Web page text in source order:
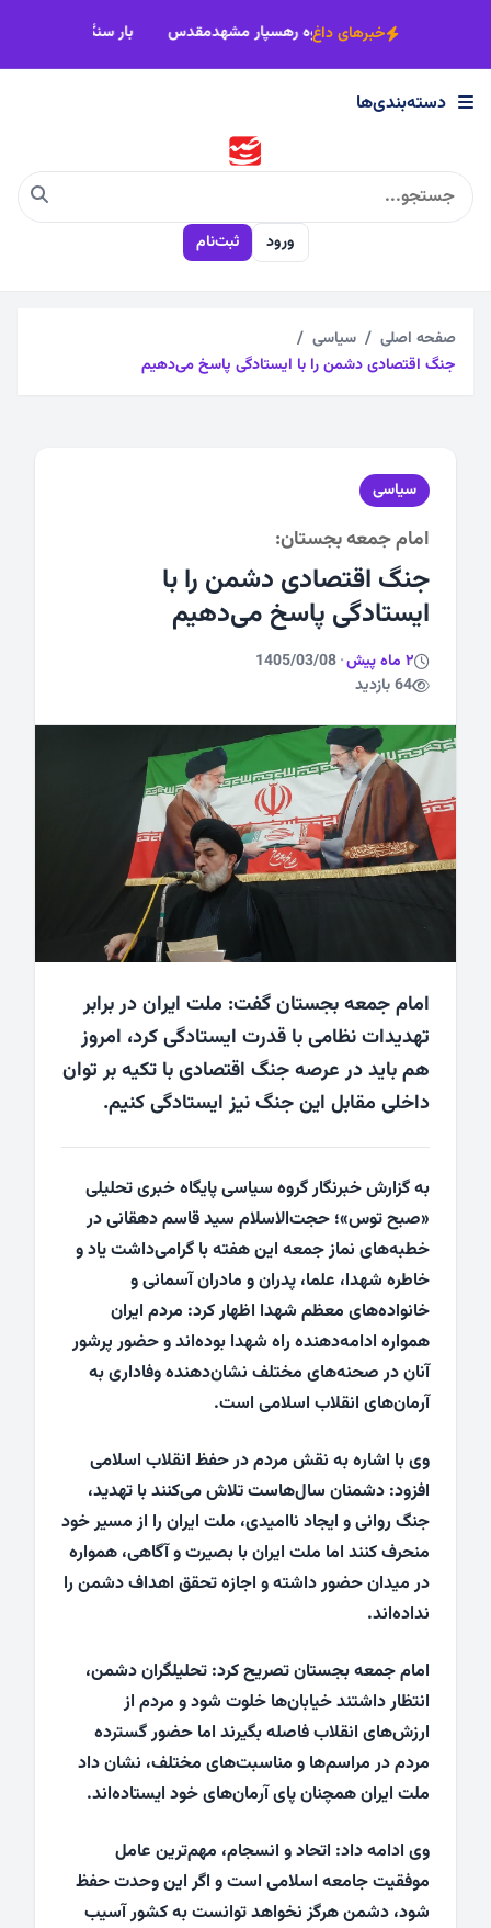
×
دسته‌بندی‌ها
اجتماعی
چندرسانه
فرهنگی
ورزشی
خبرهای داغ شهید رجایی بیش از 22 کاروان زاوه رهسپار مشهدمقدس
دسته‌بندی‌ها
ورود ثبت‌نام
صفحه اصلی
سیاسی
جنگ اقتصادی دشمن را با ایستادگی پاسخ می‌دهیم
سیاسی
امام جمعه بجستان:
جنگ اقتصادی دشمن را با
ایستادگی پاسخ می‌دهیم
2 ماه پیش ·
1405/03/08
64 بازدید
امام جمعه بجستان گفت: ملت ایران در برابر
تهدیدات نظامی با قدرت ایستادگی کرد، امروز
هم باید در عرصه جنگ اقتصادی با تکیه بر توان
داخلی مقابل این جنگ نیز ایستادگی کنیم.
به گزارش خبرنگار گروه سیاسی پایگاه خبری تحلیلی
«صبح توس»؛ حجت‌الاسلام سید قاسم دهقانی در
خطبه‌های نماز جمعه این هفته با گرامی‌داشت یاد و
خاطره شهدا، علما، پدران و مادران آسمانی و
خانواده‌های معظم شهدا اظهار کرد: مردم ایران
همواره ادامه‌دهنده راه شهدا بوده‌اند و حضور پرشور
آنان در صحنه‌های مختلف نشان‌دهنده وفاداری به
آرمان‌های انقلاب اسلامی است.
وی با اشاره به نقش مردم در حفظ انقلاب اسلامی
افزود: دشمنان سال‌هاست تلاش می‌کنند با تهدید،
جنگ روانی و ایجاد ناامیدی، ملت ایران را از مسیر خود
منحرف کنند اما ملت ایران با بصیرت و آگاهی، همواره
در میدان حضور داشته و اجازه تحقق اهداف دشمن را
نداده‌اند.
امام جمعه بجستان تصریح کرد: تحلیلگران دشمن،
انتظار داشتند خیابان‌ها خلوت شود و مردم از
ارزش‌های انقلاب فاصله بگیرند اما حضور گسترده
مردم در مراسم‌ها و مناسبت‌های مختلف، نشان داد
ملت ایران همچنان پای آرمان‌های خود ایستاده‌اند.
وی ادامه داد: اتحاد و انسجام، مهم‌ترین عامل
موفقیت جامعه اسلامی است و اگر این وحدت حفظ
شود، دشمن هرگز نخواهد توانست به کشور آسیب